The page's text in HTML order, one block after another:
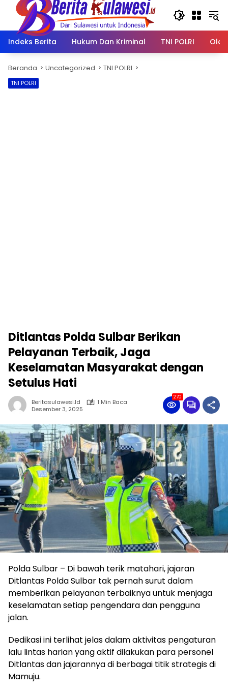
Langsung
konten
Indeks Berita
Hukum Dan Kriminal TNI POLRI
Beranda Uncategorized TNI POLRI
TNI POLRI
Ditlantas Polda Sulbar Berikan
Pelayanan Terbaik, Jaga
Keselamatan Masyarakat dengan
Setulus Hati
Beritasulawesi.id
1 Min Baca
Desember 3, 2025
270
Polda Sulbar – Di bawah terik matahari, jajaran
Ditlantas Polda Sulbar tak pernah surut dalam
memberikan pelayanan terbaiknya untuk menjaga
keselamatan setiap pengendara dan pengguna
jalan.
Dedikasi ini terlihat jelas dalam aktivitas pengaturan
lalu lintas harian yang aktif dilakukan para personel
Ditlantas dan jajarannya di berbagai titik strategis di
Mamuju.